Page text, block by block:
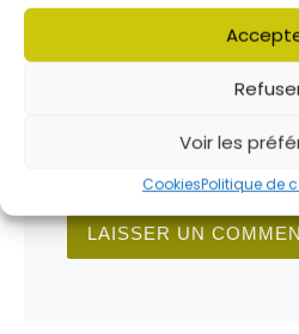
Voir les
CookiesPolitique de
ENREGISTRER
NAVIGATEUR POUR
COMMENTAIRE.